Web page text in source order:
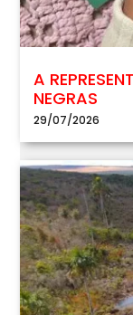
A
NEGRAS
29/07/2026